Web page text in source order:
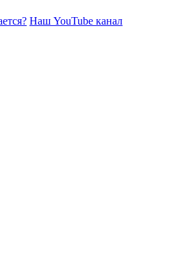
Наш YouTube канал